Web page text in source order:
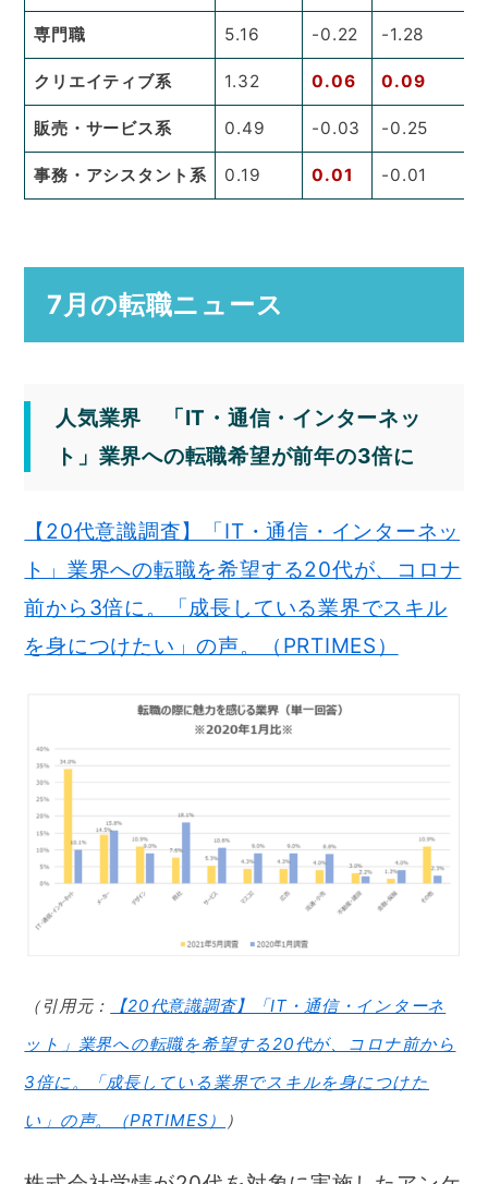
専門職 5.16 -0.22 -1.28
クリエイティブ系 1.32 0.06 0.09
販売・サービス系 0.49 -0.03 -0.25
事務・アシスタント系 0.19 0.01 -0.01
7月の転職ニュース
人気業界 「IT・通信・インターネッ
ト」業界への転職希望が前年の3倍に
【20代意識調査】「IT・通信・インターネッ
ト」業界への転職を希望する20代が、コロナ
前から3倍に。「成長している業界でスキル
を身につけたい」の声。（PRTIMES）
（引用元：
【20代意識調査】「IT・通信・インターネ
ット」業界への転職を希望する20代が、コロナ前から
3倍に。「成長している業界でスキルを身につけた
い」の声。（PRTIMES）
）